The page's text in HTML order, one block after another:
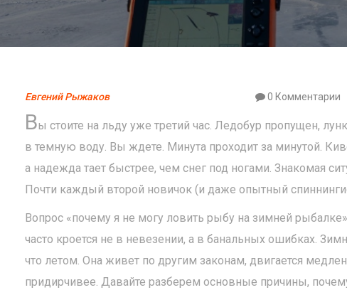
Евгений Рыжаков 0 Комментарии
Вы стоите на льду уже третий час. Ледобур пропущен,
в темную воду. Вы ждете. Минута проходит за минутой.
а надежда тает быстрее, чем снег под ногами. Знакомая
Почти каждый второй новичок (и даже опытный
Вопрос «почему я не могу ловить рыбу на зимней рыбалке»
часто кроется не в невезении, а в банальных ошибках.
что летом. Она живет по другим законам, двигается
придирчивее. Давайте разберем основные причины,